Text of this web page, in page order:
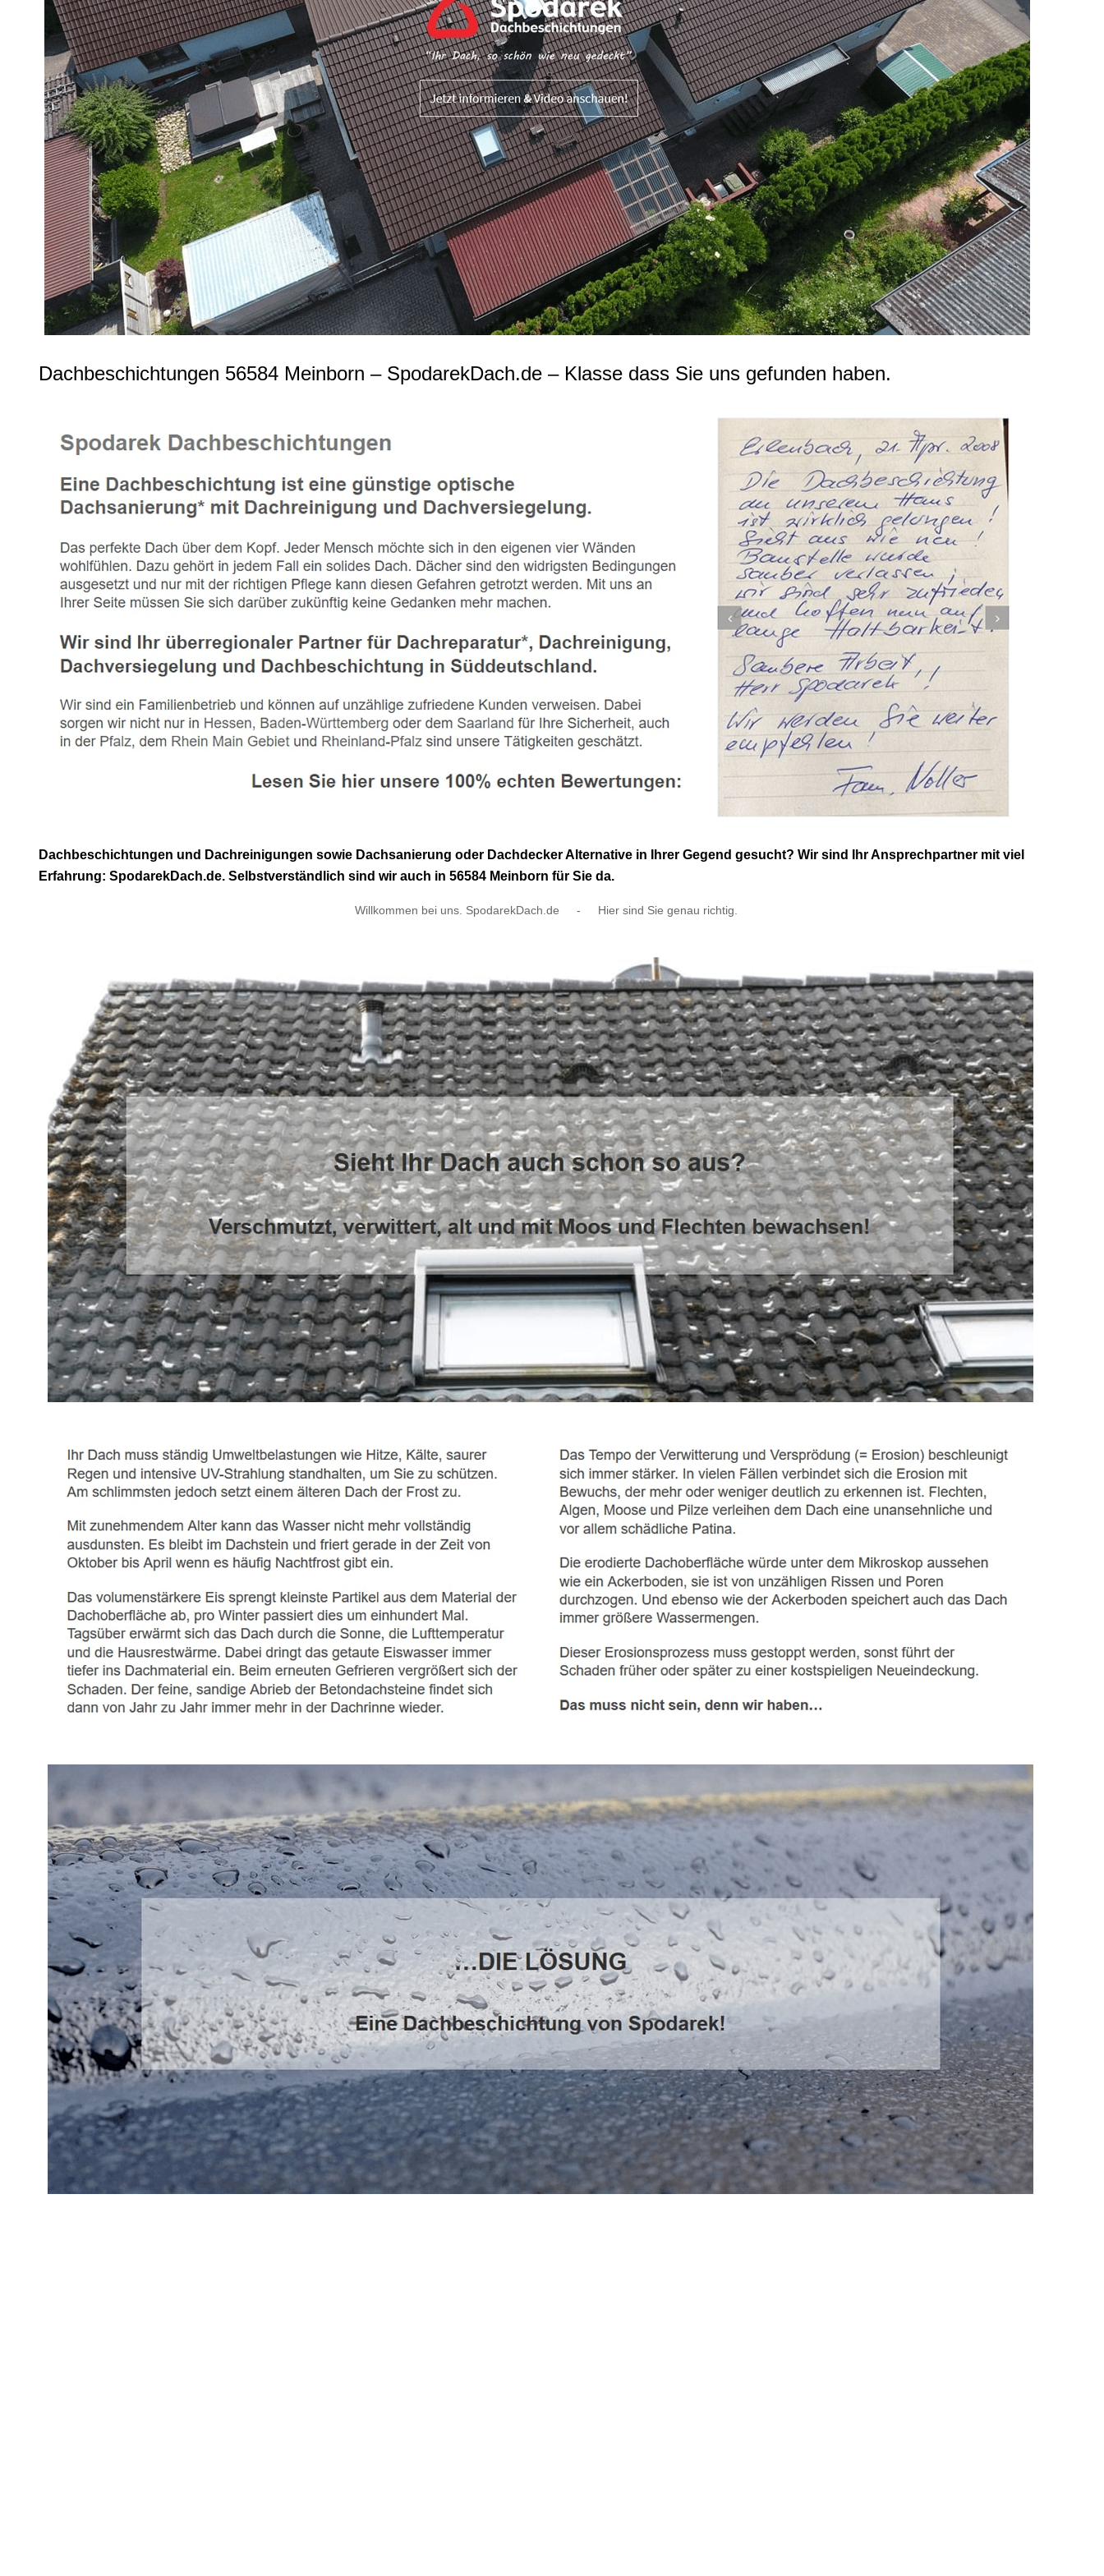
Dachbeschichtungen 56584 Meinborn – SpodarekDach.de – Klasse dass Sie uns gefunden haben.
Dachbeschichtungen und Dachreinigungen sowie Dachsanierung oder Dachdecker Alternative in Ihrer Gegend gesucht? Wir sind Ihr Ansprechpartner mit viel
Erfahrung: SpodarekDach.de. Selbstverständlich sind wir auch in 56584 Meinborn für Sie da.
Willkommen bei uns. SpodarekDach.de - Hier sind Sie genau richtig.